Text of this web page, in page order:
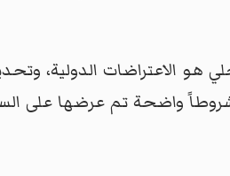
الاعتراضات الدولية،
واضحة تم عرضها على